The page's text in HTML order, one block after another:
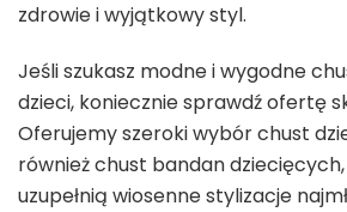
zdrowie i wyjątkowy styl.
Jeśli szukasz modne i wygodne
dzieci, koniecznie sprawdź ofertę
Oferujemy szeroki wybór chust
również chust bandan
uzupełnią wiosenne stylizacje